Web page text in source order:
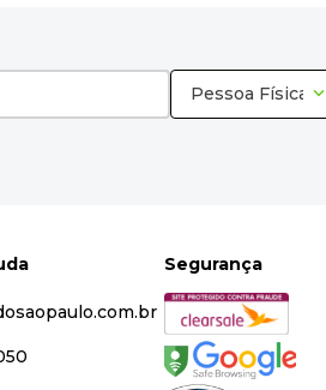
Pessoa Física
Segurança